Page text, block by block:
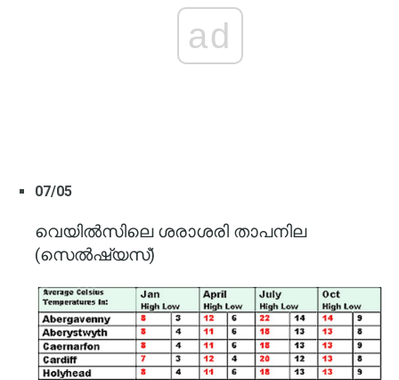
ad
07/05
വെയിൽസിലെ ശരാശരി താപനില
(സെൽഷ്യസ്)